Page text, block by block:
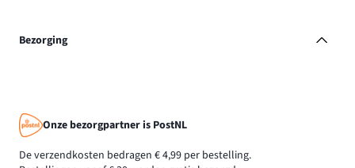
Bezorging
Onze bezorgpartner is PostNL
De verzendkosten bedragen € 4,99 per bestelling.